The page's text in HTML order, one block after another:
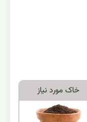
خاک مورد نياز